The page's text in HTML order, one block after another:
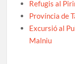
Refugis al
Província de
Excursió al
Malniu